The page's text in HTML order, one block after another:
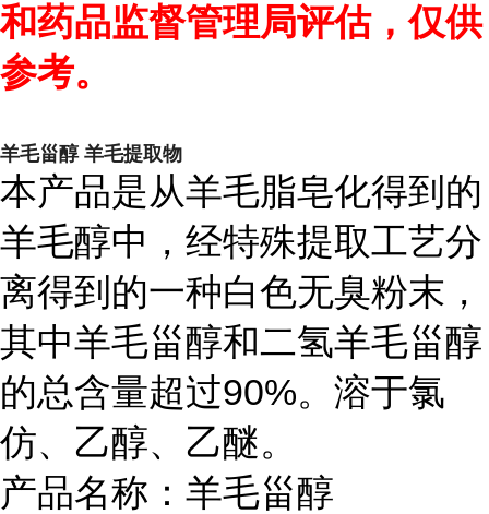
和药品监督管理局评估，仅供
参考。
羊毛甾醇 羊毛提取物
本产品是从羊毛脂皂化得到的
羊毛醇中，经特殊提取工艺分
离得到的一种白色无臭粉末，
其中羊毛甾醇和二氢羊毛甾醇
的总含量超过90%。溶于氯
仿、乙醇、乙醚。
产品名称：羊毛甾醇